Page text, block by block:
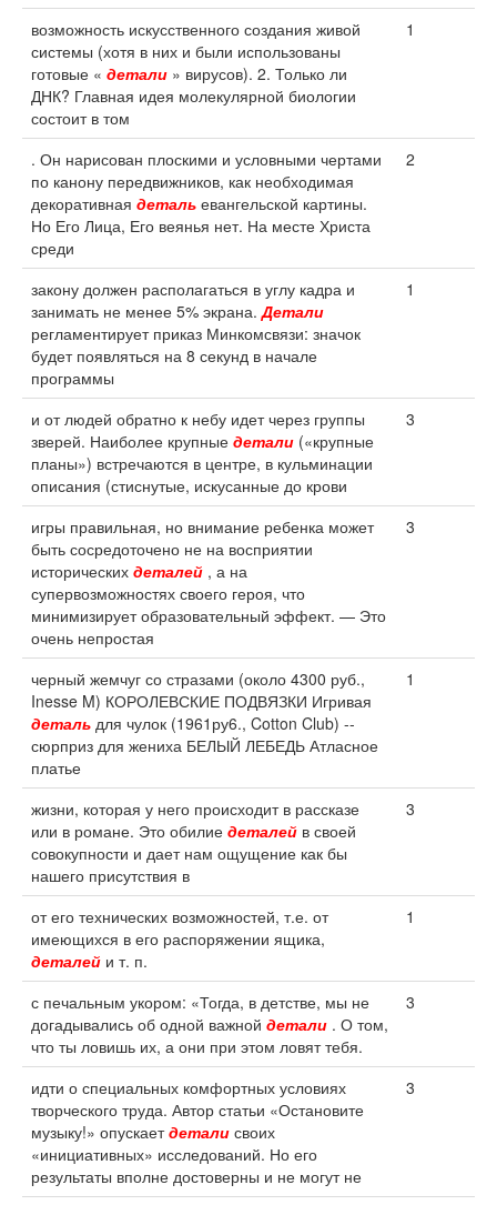
возможность искусственного создания живой
системы (хотя в них и были использованы
готовые « детали » вирусов). 2. Только ли
ДНК? Главная идея молекулярной биологии
состоит в том
1
. Он нарисован плоскими и условными чертами
по канону передвижников, как необходимая
декоративная деталь евангельской картины.
Но Его Лица, Его веянья нет. На месте Христа
среди
2
закону должен располагаться в углу кадра и
занимать не менее 5% экрана.Детали
регламентирует приказ Минкомсвязи: значок
будет появляться на 8 секунд в начале
программы
1
и от людей обратно к небу идет через группы
зверей. Наиболее крупные детали («крупные
планы») встречаются в центре, в кульминации
описания (стиснутые, искусанные до крови
3
игры правильная, но внимание ребенка может
быть сосредоточено не на восприятии
исторических деталей , а на
супервозможностях своего героя, что
минимизирует образовательный эффект. — Это
очень непростая
3
черный жемчуг со стразами (около 4300 руб.,
Inesse M) КОРОЛЕВСКИЕ ПОДВЯЗКИ Игривая
деталь для чулок (1961ру6., Cotton Club) --
сюрприз для жениха БЕЛЫЙ ЛЕБЕДЬ Атласное
платье
1
жизни, которая у него происходит в рассказе
или в романе. Это обилие деталей в своей
совокупности и дает нам ощущение как бы
нашего присутствия в
3
от его технических возможностей, т.е. от
имеющихся в его распоряжении ящика,
деталей и т. п.
1
с печальным укором: «Тогда, в детстве, мы не
догадывались об одной важной детали . О том,
что ты ловишь их, а они при этом ловят тебя.
3
идти о специальных комфортных условиях
творческого труда. Автор статьи «Остановите
музыку!» опускаетдетали своих
«инициативных» исследований. Но его
результаты вполне достоверны и не могут не
3